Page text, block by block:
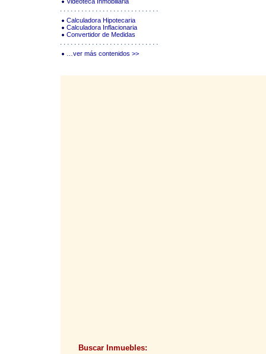
Calculadora Hipotecaria
Calculadora Inflacionaria
Convertidor de Medidas
…ver más contenidos >>
Buscar Inmuebles: